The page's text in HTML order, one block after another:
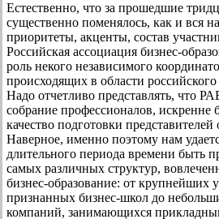
Естественно, что за прошедшие
существенно поменялось, как и вся
приоритеты, акценты, состав
Российская ассоциация бизнес-
роль некого независимого
происходящих в области российского
Надо отчетливо представлять, что
собрание профессионалов, искренне
качество подготовки представителей
Наверное, именно поэтому нам
длительного периода времени быть
самых различных структур,
бизнес-образование: от крупнейших
признанных бизнес-школ до
компаний, занимающихся